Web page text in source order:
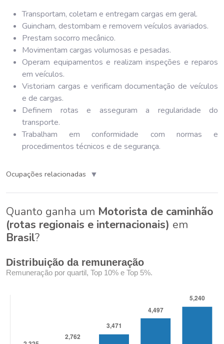
Transportam, coletam e entregam cargas em geral.
Guincham, destombam e removem veículos avariados.
Prestam socorro mecânico.
Movimentam cargas volumosas e pesadas.
Operam equipamentos e realizam inspeções e reparos
em veículos.
Vistoriam cargas e verificam documentação de veículos
e de cargas.
Definem rotas e asseguram a regularidade do
transporte.
Trabalham em conformidade com normas e
procedimentos técnicos e de segurança.
Ocupações relacionadas ▼
Quanto ganha um Motorista de caminhão
(rotas regionais e internacionais) em
Brasil?
Distribuição da remuneração
Remuneração por quartil, Top 10% e Top 5%.